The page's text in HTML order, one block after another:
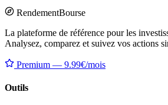
RendementBourse
La plateforme de référence pour les
Analysez, comparez et suivez vos actions
Premium — 9.99€/mois
Outils